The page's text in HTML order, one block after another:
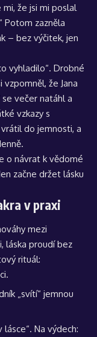
mi, že jsi mi poslal
Potom zazněla
– bez výčitek, jen
vyhladilo“. Drobné
vzpomněl, že Jana
večer natáhl a
vzkazy s
do jemnosti, a
o návrat k vědomé
začne držet lásku
v praxi
mezi
láska proudí bez
rituál:
„svítí“ jemnou
lásce“. Na výdech: